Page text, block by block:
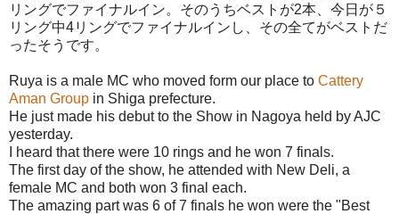
リングでファイナルイン。そのうちベストが2本、今日が５
リング中4リングでファイナルインし、その全てがベストだ
ったそうです。
Ruya is a male MC who moved form our place to Cattery
Aman Group in Shiga prefecture.
He just made his debut to the Show in Nagoya held by AJC
yesterday.
I heard that there were 10 rings and he won 7 finals.
The first day of the show, he attended with New Deli, a
female MC and both won 3 final each.
The amazing part was 6 of 7 finals he won were the "Best